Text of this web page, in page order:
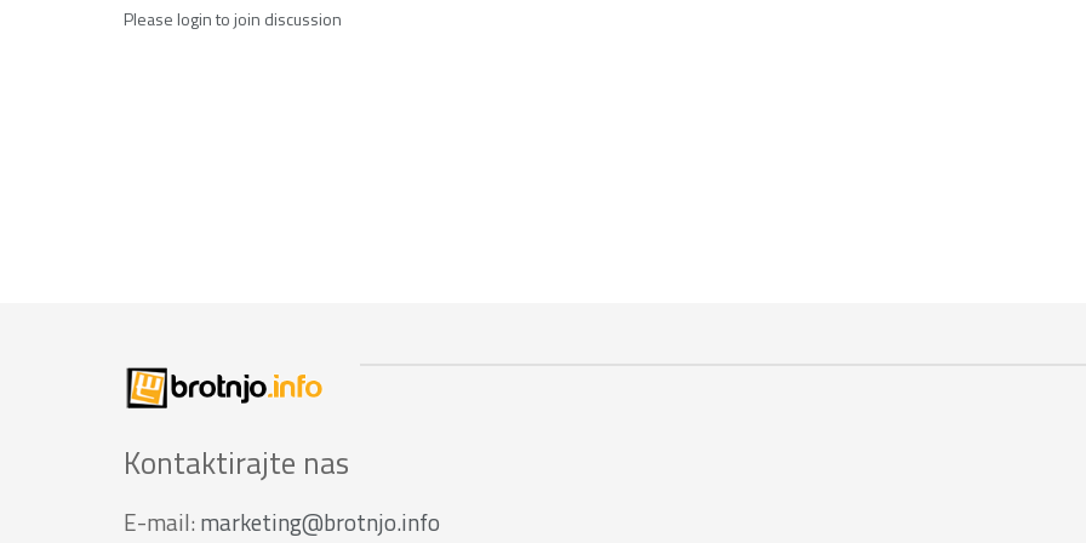
Please loginto join discussion
Kontaktirajte nas
E-mail: marketing@brotnjo.info